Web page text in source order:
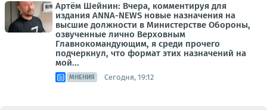
Артём Шейнин: Вчера, комментируя для
издания ANNA-NEWS новые назначения на
высшие должности в Министерстве Обороны,
озвученные лично Верховным
Главнокомандующим, я среди прочего
подчеркнул, что формат этих назначений на
мой...
МНЕНИЯ Сегодня, 19:12